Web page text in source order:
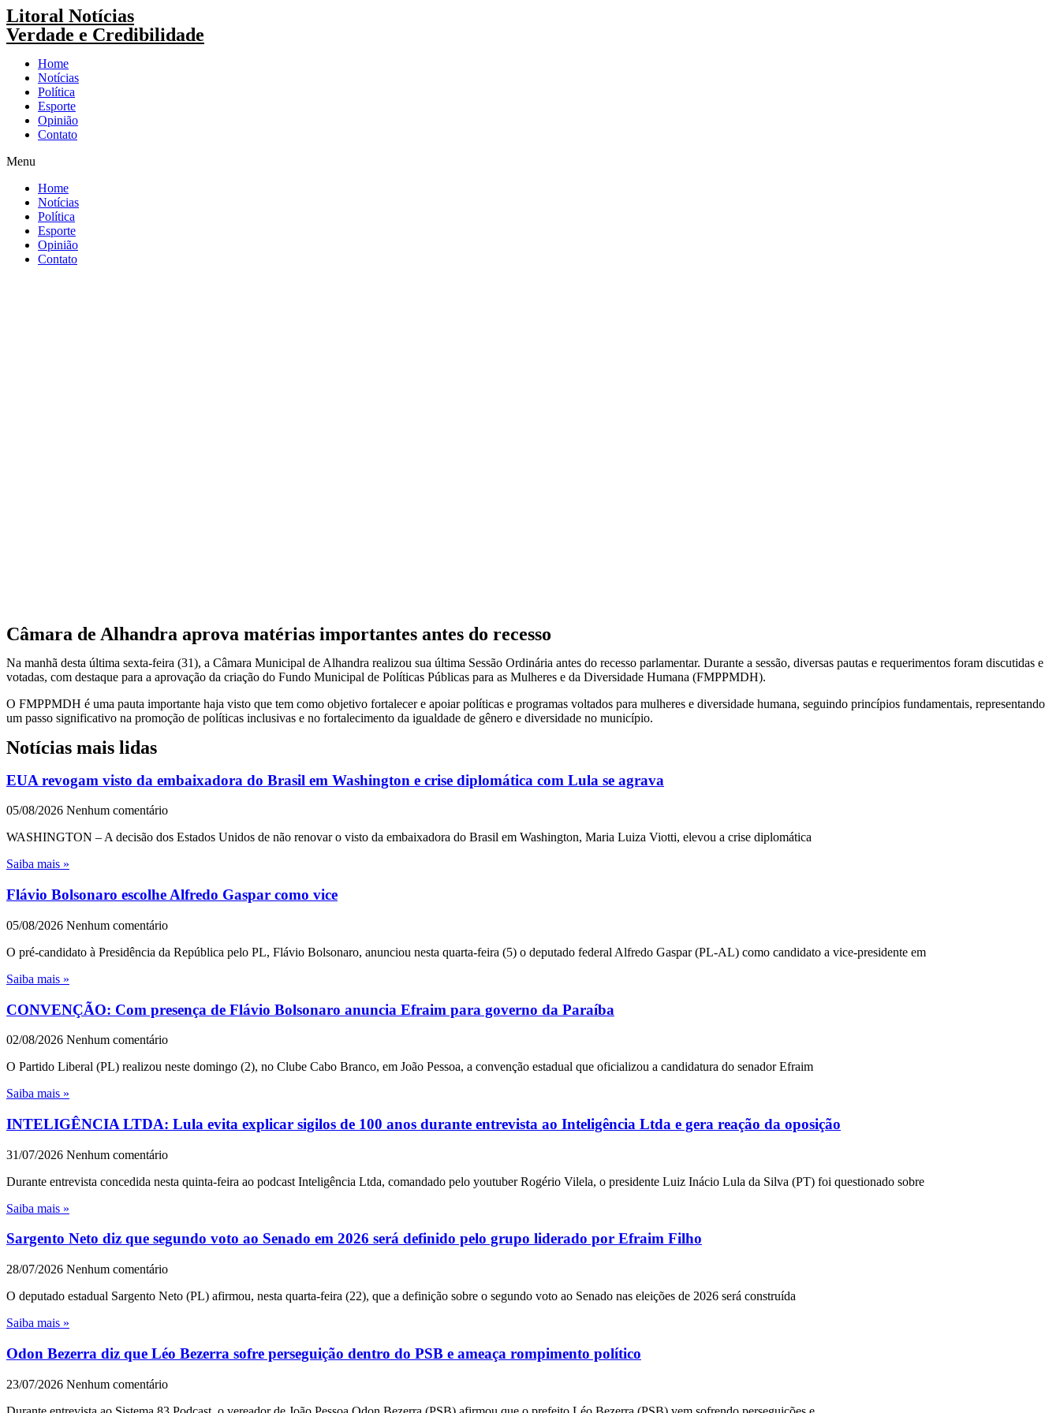
Pular
para
o
Litoral Notícias
Verdade e Credibilidade
Home
Notícias
Política
Esporte
Opinião
Contato
Menu
Home
Notícias
Política
Esporte
Opinião
Contato
Câmara de Alhandra aprova matérias importantes antes do recesso
Na manhã desta última sexta-feira (31), a Câmara Municipal de Alhandra realizou sua última Sessão Ordinária antes do recesso parlamentar. Durante a sessão, diversas pautas e requerimentos foram discutidas e
votadas, com destaque para a aprovação da criação do Fundo Municipal de Políticas Públicas para as Mulheres e da Diversidade Humana (FMPPMDH).
O FMPPMDH é uma pauta importante haja visto que tem como objetivo fortalecer e apoiar políticas e programas voltados para mulheres e diversidade humana, seguindo princípios fundamentais, representando
um passo significativo na promoção de políticas inclusivas e no fortalecimento da igualdade de gênero e diversidade no município.
Notícias mais lidas
EUA revogam visto da embaixadora do Brasil em Washington e crise diplomática com Lula se agrava
05/08/2026 Nenhum comentário
WASHINGTON – A decisão dos Estados Unidos de não renovar o visto da embaixadora do Brasil em Washington, Maria Luiza Viotti, elevou a crise diplomática
Saiba mais »
Flávio Bolsonaro escolhe Alfredo Gaspar como vice
05/08/2026 Nenhum comentário
O pré-candidato à Presidência da República pelo PL, Flávio Bolsonaro, anunciou nesta quarta-feira (5) o deputado federal Alfredo Gaspar (PL-AL) como candidato a vice-presidente em
Saiba mais »
CONVENÇÃO: Com presença de Flávio Bolsonaro anuncia Efraim para governo da Paraíba
02/08/2026 Nenhum comentário
O Partido Liberal (PL) realizou neste domingo (2), no Clube Cabo Branco, em João Pessoa, a convenção estadual que oficializou a candidatura do senador Efraim
Saiba mais »
INTELIGÊNCIA LTDA: Lula evita explicar sigilos de 100 anos durante entrevista ao Inteligência Ltda e gera reação da oposição
31/07/2026 Nenhum comentário
Durante entrevista concedida nesta quinta-feira ao podcast Inteligência Ltda, comandado pelo youtuber Rogério Vilela, o presidente Luiz Inácio Lula da Silva (PT) foi questionado sobre
Saiba mais »
Sargento Neto diz que segundo voto ao Senado em 2026 será definido pelo grupo liderado por Efraim Filho
28/07/2026 Nenhum comentário
O deputado estadual Sargento Neto (PL) afirmou, nesta quarta-feira (22), que a definição sobre o segundo voto ao Senado nas eleições de 2026 será construída
Saiba mais »
Odon Bezerra diz que Léo Bezerra sofre perseguição dentro do PSB e ameaça rompimento político
23/07/2026 Nenhum comentário